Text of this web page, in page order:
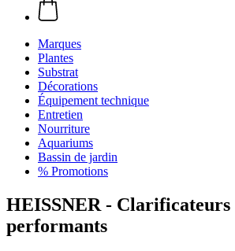
Marques
Plantes
Substrat
Décorations
Équipement technique
Entretien
Nourriture
Aquariums
Bassin de jardin
% Promotions
HEISSNER - Clarificateurs
performants